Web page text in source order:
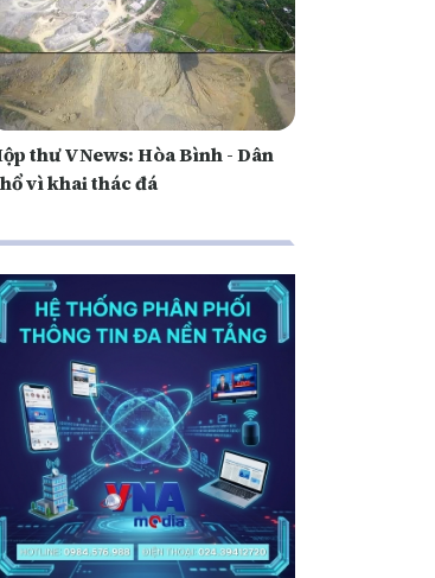
thư VNews: Hòa Bình - Dân
vì khai thác đá